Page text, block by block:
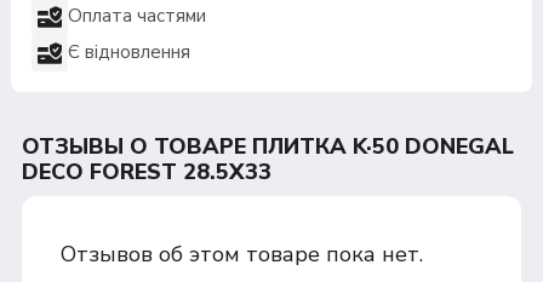
Оплата частями
Є відновлення
ОТЗЫВЫ О ТОВАРЕ ПЛИТКА K·50 DONEGAL
DECO FOREST 28.5Х33
Отзывов об этом товаре пока нет.